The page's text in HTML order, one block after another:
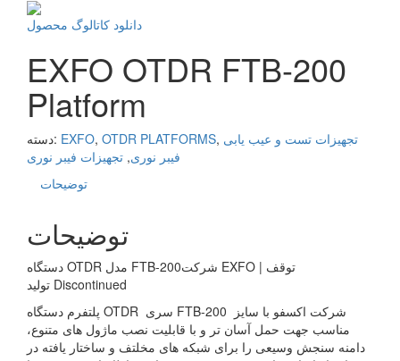
دانلود کاتالوگ محصول
EXFO OTDR FTB-200
Platform
دسته: EXFO, OTDR PLATFORMS, تجهیزات تست و عیب یابی
فیبر نوری, تجهیزات فیبر نوری
توضیحات
توضیحات
دستگاه OTDR مدل FTB-200شرکت EXFO | توقف
تولید Discontinued
پلتفرم دستگاه OTDR سری FTB-200 شرکت اکسفو با سایز
مناسب جهت حمل آسان تر و با قابلیت نصب ماژول های متنوع،
دامنه سنجش وسیعی را برای شبکه های مخلتف و ساختار یافته در